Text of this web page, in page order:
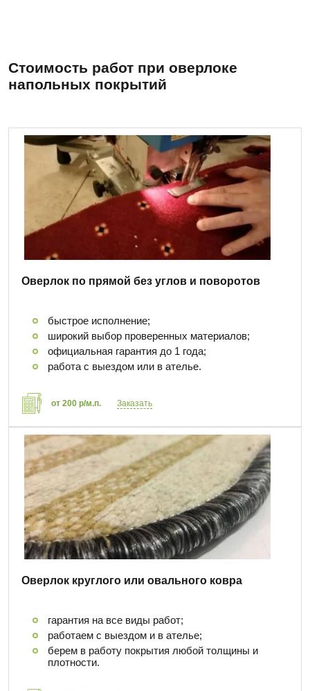
Стоимость работ при оверлоке
напольных покрытий
Оверлок по прямой без углов и поворотов
быстрое исполнение;
широкий выбор проверенных материалов;
официальная гарантия до 1 года;
работа с выездом или в ателье.
от 200 р/м.п. Заказать
Оверлок круглого или овального ковра
гарантия на все виды работ;
работаем с выездом и в ателье;
берем в работу покрытия любой толщины и
плотности.